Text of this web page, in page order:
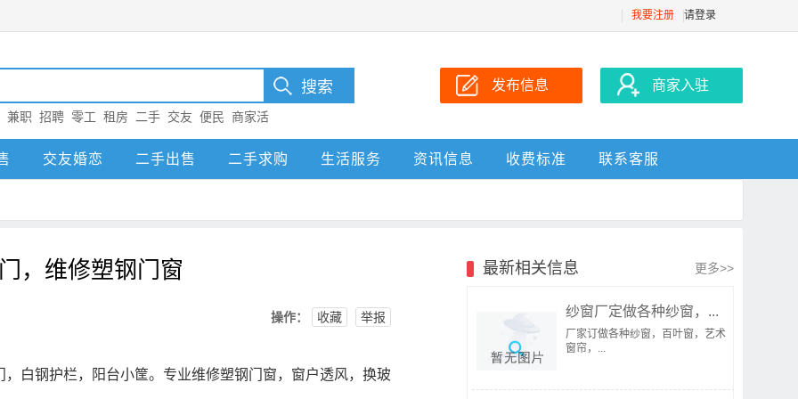
我要注册 请登录
兼职 招聘 零工 租房 二手 交友 便民 商家活
发布信息 商家入驻
交友婚恋 二手出售 二手求购 生活服务 资讯信息 收费标准 联系客服
，维修塑钢门窗
操作： 收藏 举报
白钢护栏，阳台小筐。专业维修塑钢门窗，窗户透风，换玻
最新相关信息 更多>>
纱窗厂定做各种纱窗，...
厂家订做各种纱窗，百叶窗，艺术
窗帘，...